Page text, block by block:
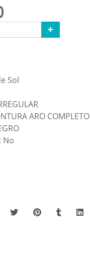
Sol
ARO COMPLETO
No